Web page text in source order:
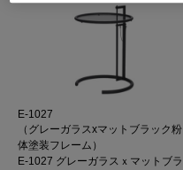
E-1027
（グレーガラスxマットブラック粉
体塗装フレーム）
E-1027 グレーガラスｘマットブラ